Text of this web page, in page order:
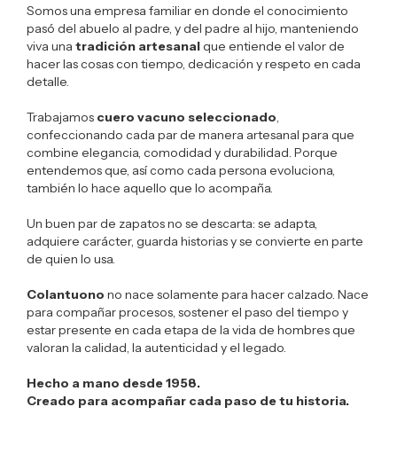
Somos una empresa familiar en donde el conocimiento
pasó del abuelo al padre, y del padre al hijo, manteniendo
viva una tradición artesanalque entiende el valor de
hacer las cosas con tiempo, dedicación y respeto en cada
detalle.
Trabajamos cuero vacuno seleccionado,
confeccionando cada par de manera artesanal para que
combine elegancia, comodidad y durabilidad. Porque
entendemos que, así como cada persona evoluciona,
también lo hace aquello que lo acompaña.
Un buen par de zapatos no se descarta: se adapta,
adquiere carácter, guarda historias y se convierte en parte
de quien lo usa.
Colantuono no nace solamente para hacer calzado. Nace
para compañar procesos, sostener el paso del tiempo y
estar presente en cada etapa de la vida de hombres que
valoran la calidad, la autenticidad y el legado.
Hecho a mano desde 1958.
Creado para acompañar cada paso de tu historia.